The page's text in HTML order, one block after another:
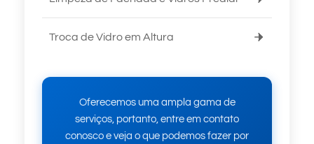
Troca de Vidro em Altura
Oferecemos uma ampla gama de
serviços, portanto, entre em contato
conosco e veja o que podemos fazer por